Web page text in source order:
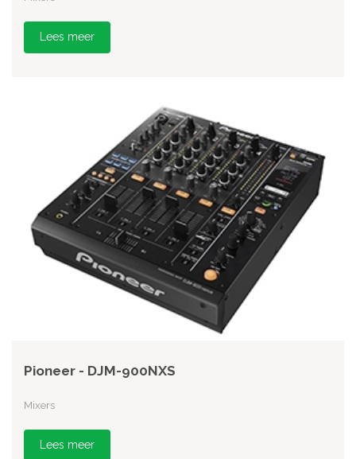
Lees meer
Pioneer - DJM-900NXS
Mixers
Lees meer